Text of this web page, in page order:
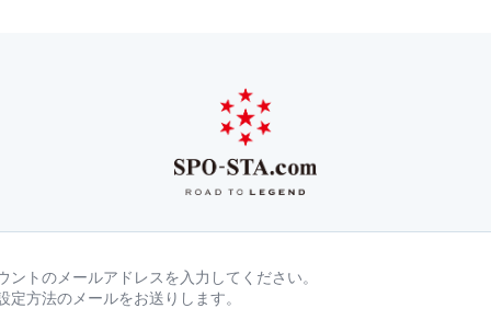
ントのメールアドレスを入力してください。
定方法のメールをお送りします。